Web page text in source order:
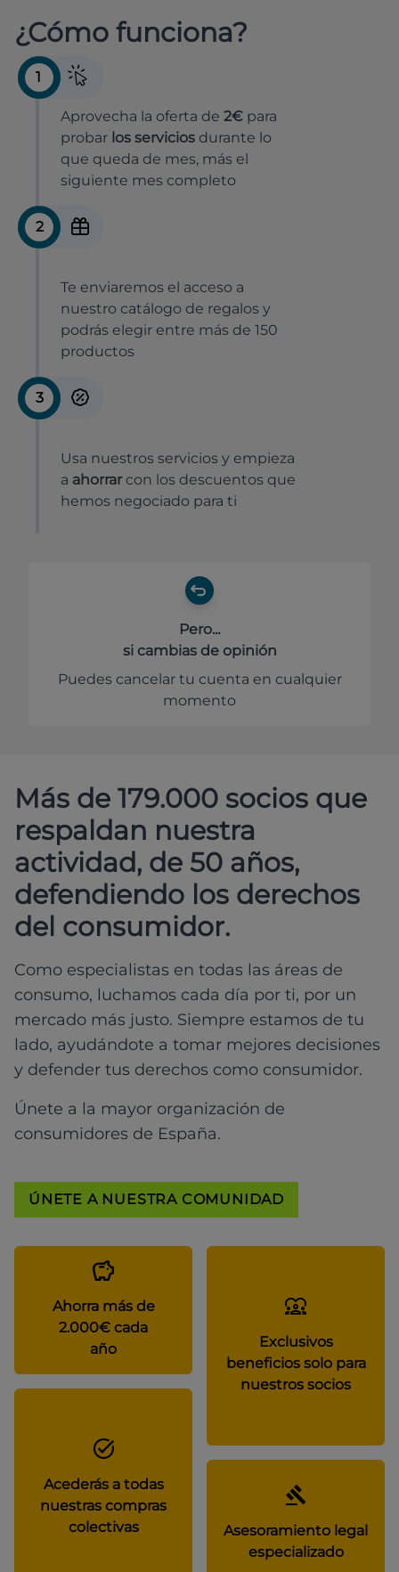
¿Cómo funciona?
1
Aprovecha la oferta de 2€ para
probar los servicios durante lo
que queda de mes, más el
siguiente mes completo
2
Te enviaremos el acceso a
nuestro catálogo de regalos y
podrás elegir entre más de 150
productos
3
Usa nuestros servicios y empieza
a ahorrar con los descuentos que
hemos negociado para ti
Pero...
si cambias de opinión
Puedes cancelar tu cuenta en cualquier
momento
Más de 179.000 socios que
respaldan nuestra
actividad, de 50 años,
defendiendo los derechos
del consumidor.
Como especialistas en todas las áreas de
consumo, luchamos cada día por ti, por un
mercado más justo. Siempre estamos de tu
lado, ayudándote a tomar mejores decisiones
y defender tus derechos como consumidor.
Únete a la mayor organización de
consumidores de España.
ÚNETE A NUESTRA COMUNIDAD
Ahorra más de
2.000€ cada
año
Exclusivos
beneficios solo para
nuestros socios
Acederás a todas
nuestras compras
colectivas
Asesoramiento legal
especializado